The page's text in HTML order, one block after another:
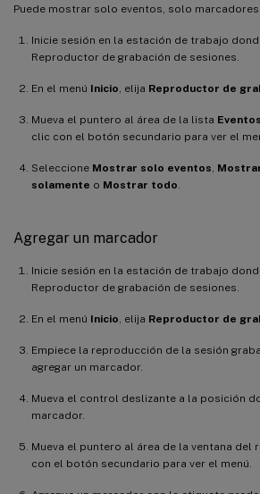
Puede mostrar solo eventos, solo marcadores
Inicie sesión en la estación de trabajo
Reproductor de grabación de sesiones.
En el menú Inicio , elija Reproductor de
Mueva el puntero al área de la lista
clic con el botón secundario para ver el
Seleccione Mostrar solo eventos
solamente o Mostrar todo
Agregar un marcador
Inicie sesión en la estación de trabajo
Reproductor de grabación de sesiones.
En el menú Inicio , elija Reproductor de
Empiece la reproducción de la sesión
agregar un marcador.
Mueva el control deslizante a la posición
marcador.
Mueva el puntero al área de la ventana del
con el botón secundario para ver el menú.